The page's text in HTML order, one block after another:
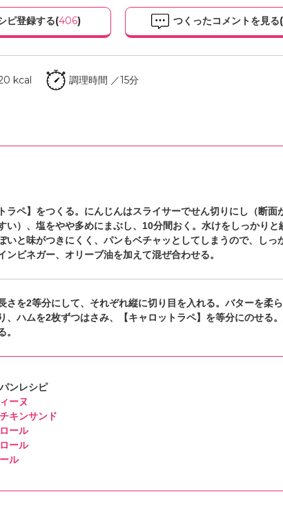
ピ登録する(406) つくったコメントを見る(
kcal 調理時間 ／15分
ラペ】をつくる。にんじんはスライサーでせん切りにし（断面
い）、塩をやや多めにまぶし、10分間おく。水けをしっかりと
いと味がつきにくく、パンもベチャッとしてしまうので、しっ
ンビネガー、オリーブ油を加えて混ぜ合わせる。
さを2等分にして、それぞれ縦に切り目を入れる。バターを柔
、ハムを2枚ずつはさみ、【キャロットラペ】を等分にのせる
。
ンレシピ
ーヌ
キンサンド
ール
ール
ル